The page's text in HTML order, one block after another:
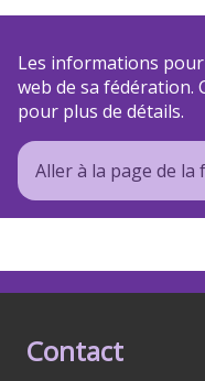
Les informations
web de sa fédération.
pour plus de détails.
Aller à la page de la
Contact